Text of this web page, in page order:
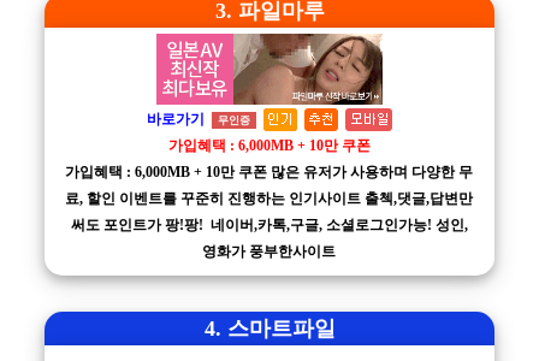
3. 파일마루
바로가기 무인증
가입혜택 : 6,000MB + 10만 쿠폰
가입혜택 : 6,000MB + 10만 쿠폰 많은 유저가 사용하며 다양한 무
료, 할인 이벤트를 꾸준히 진행하는 인기사이트 출첵,댓글,답변만
써도 포인트가 팡!팡! 네이버,카톡,구글, 소셜로그인가능! 성인,
영화가 풍부한사이트
4. 스마트파일